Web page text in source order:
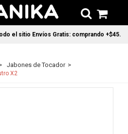
el sitio Envíos Gratis: comprando +$45.000
Jabones de Tocador
X2